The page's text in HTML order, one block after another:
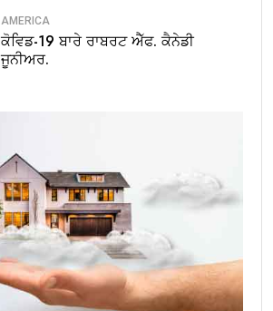
AMERICA
ਕੋਵਿਡ-19 ਬਾਰੇ ਰਾਬਰਟ ਐੱਫ. ਕੈਨੇਡੀ
ਜੂਨੀਅਰ.